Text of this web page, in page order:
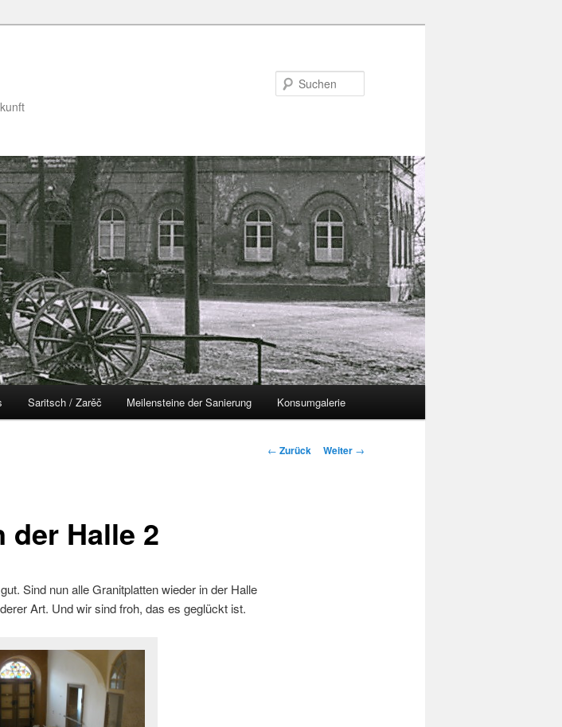
Saritsch / Zarěč Meilensteine der Sanierung Konsumgalerie
Beitragsnavigation
← Zurück Weiter →
Halle 2
Sind nun alle Granitplatten wieder in der Halle
Art. Und wir sind froh, das es geglückt ist.